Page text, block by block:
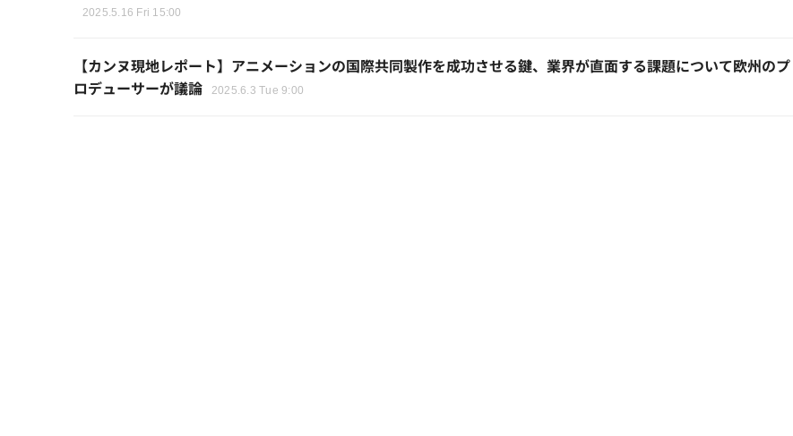
2025.5.16 Fri 15:00
【カンヌ現地レポート】アニメーションの国際共同製作を成功させる鍵、業界が直面する課題について欧州のプ
ロデューサーが議論
2025.6.3 Tue 9:00